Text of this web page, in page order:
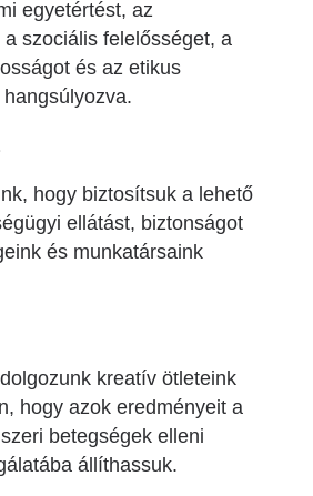
egyetértést, az
szociális felelősséget, a
és az etikus
hogy biztosítsuk a lehető
ellátást, biztonságot
és munkatársaink
kreatív ötleteink
hogy azok eredményeit a
betegségek elleni
állíthassuk.